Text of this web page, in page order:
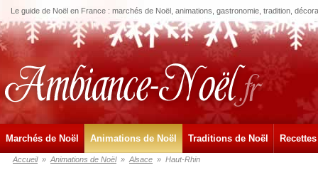
Le guide de Noël en France : marchés de Noël, animations, gastronomie, tradition,
Marchés de Noël Animations de Noël Traditions de Noël
Accueil » Animations de Noël » Alsace » Haut-Rhin